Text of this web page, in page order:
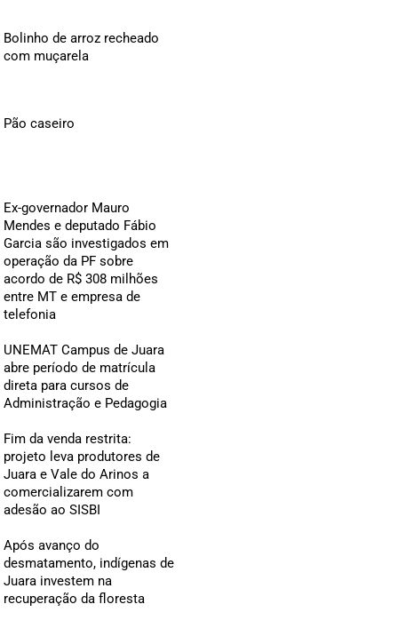
Bolinho de arroz recheado
com muçarela
Pão caseiro
Ex-governador Mauro
Mendes e deputado Fábio
Garcia são investigados em
operação da PF sobre
acordo de R$ 308 milhões
entre MT e empresa de
telefonia
UNEMAT Campus de Juara
abre período de matrícula
direta para cursos de
Administração e Pedagogia
Fim da venda restrita:
projeto leva produtores de
Juara e Vale do Arinos a
comercializarem com
adesão ao SISBI
Após avanço do
desmatamento, indígenas de
Juara investem na
recuperação da floresta